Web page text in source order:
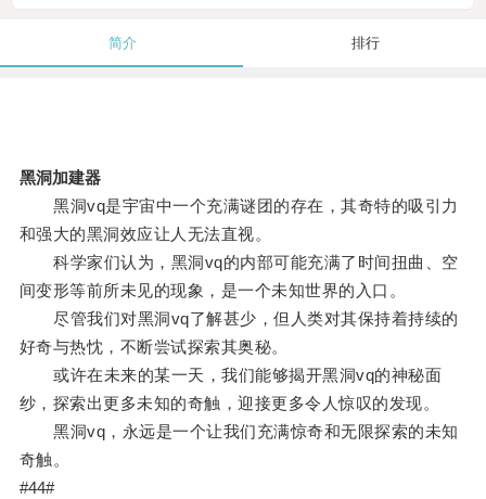
简介 排行
黑洞加建器
黑洞vq是宇宙中一个充满谜团的存在，其奇特的吸引力
和强大的黑洞效应让人无法直视。
科学家们认为，黑洞vq的内部可能充满了时间扭曲、空
间变形等前所未见的现象，是一个未知世界的入口。
尽管我们对黑洞vq了解甚少，但人类对其保持着持续的
好奇与热忱，不断尝试探索其奥秘。
或许在未来的某一天，我们能够揭开黑洞vq的神秘面
纱，探索出更多未知的奇触，迎接更多令人惊叹的发现。
黑洞vq，永远是一个让我们充满惊奇和无限探索的未知
奇触。
#44#